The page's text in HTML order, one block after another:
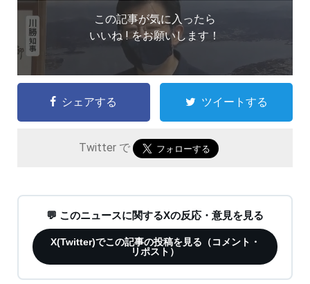
この記事が気に入ったら
いいね ! をお願いします！
シェアする ツイートする
Twitter で
💬 このニュースに関するXの反応・意見を見る
X(Twitter)でこの記事の投稿を見る（コメント・
リポスト）